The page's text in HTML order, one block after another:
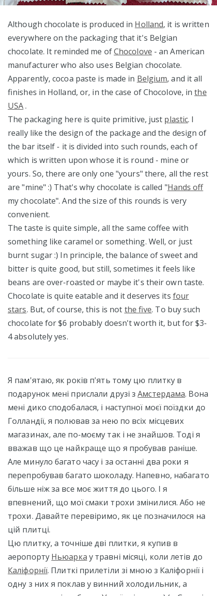
Although chocolate is produced in Holland, it is written
everywhere on the packaging that it's Belgian
chocolate. It reminded me ofChocolove - an American
manufacturer who also uses Belgian chocolate.
Apparently, cocoa paste is made in Belgium, and it all
finishes in Holland, or, in the case of Chocolove, inthe
USA.
The packaging here is quite primitive, just plastic. I
really like the design of the package and the design of
the bar itself - it is divided into such rounds, each of
which is written upon whose it is round - mine or
yours. So, there are only one "yours" there, all the rest
are "mine" :) That's why chocolate is called "Hands off
my chocolate". And the size of this rounds is very
convenient.
The taste is quite simple, all the same coffee with
something like caramel or something. Well, or just
burnt sugar :) In principle, the balance of sweet and
bitter is quite good, but still, sometimes it feels like
beans are over-roasted or maybe it's their own taste.
Chocolate is quite eatable and it deserves its four
stars. But, of course, this is not the five. To buy such
chocolate for $6 probably doesn't worth it, but for $3-
4 absolutely yes.
Я пам'ятаю, як років п'ять тому цю плитку в
подарунок мені прислали друзі зАмстердама. Вона
мені дико сподобалася, і наступної моєї поїздки до
Голландії, я полював за нею по всіх місцевих
магазинах, але по-моєму так і не знайшов. Тоді я
вважав що це найкраще що я пробував раніше.
Але минуло багато часу і за останні два роки я
перепробував багато шоколаду. Напевно, набагато
більше ніж за все моє життя до цього. І я
впевнений, що мої смаки трохи змінилися. Або не
трохи. Давайте перевіримо, як це позначилося на
цій плитці.
Цю плитку, а точніше дві плитки, я купив в
аеропорту Ньюарка у травні місяці, коли летів до
Каліфорнії. Плиткі прилетіли зі мною з Каліфорнії і
одну з них я поклав у винний холодильник, а